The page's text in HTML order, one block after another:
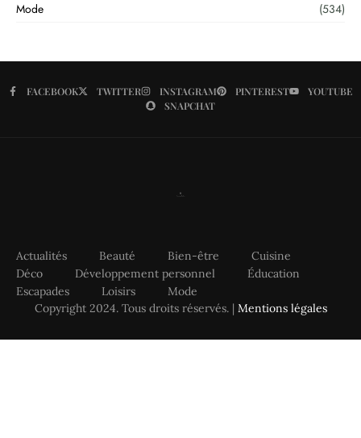
Mode
(534)
FACEBOOK TWITTER INSTAGRAM PINTEREST
YOUTUBE
SNAPCHAT
Actualités Beauté Bien-être
Cuisine
Déco
Développement personnel
Éducation
Escapades
Loisirs
Mode
Copyright 2024. Tous droits réservés. | Mentions légales